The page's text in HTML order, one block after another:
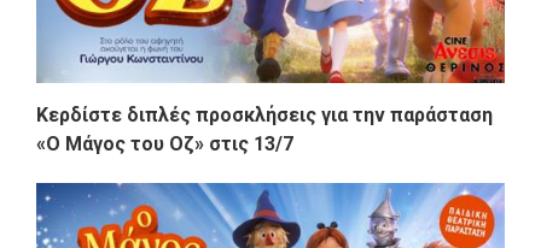
Κερδίστε διπλές προσκλήσεις για την παράσταση
«Ο Μάγος του Οζ» στις 13/7